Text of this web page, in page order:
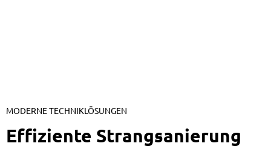
MODERNE TECHNIKLÖSUNGEN
Effiziente Strangsanierung